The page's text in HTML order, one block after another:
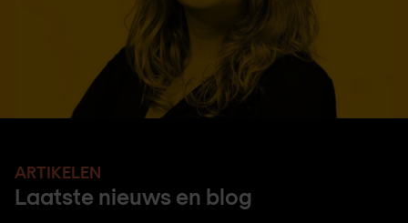
ARTIKELEN
Laatste nieuws en blog